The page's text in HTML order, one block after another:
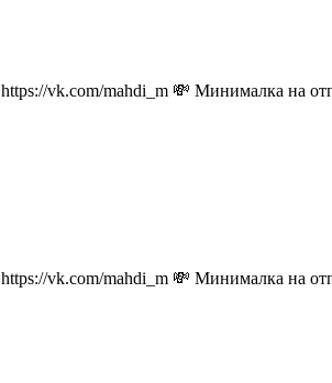
vk.com/mahdi_m 💸 Минималка на
vk.com/mahdi_m 💸 Минималка на